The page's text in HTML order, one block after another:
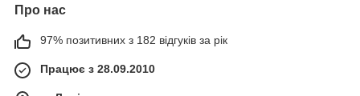
Про нас
97% позитивних з 182 відгуків за рік
Працює з 28.09.2010